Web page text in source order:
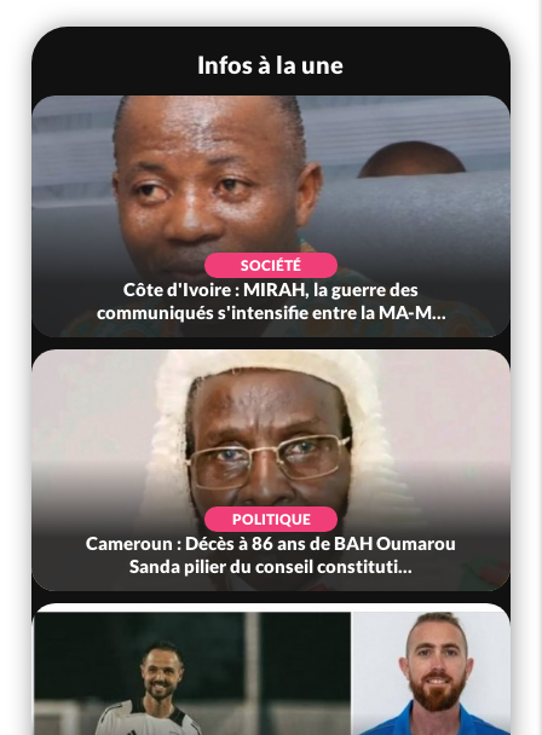
Infos à la une
entre la MA-M...
de BAH Oumarou
constituti...
Côte d'Ivoire : Après le pari
anniversaire, Adama
POLITIQUE
Bénin : L'ancien président Patrice
tête du Sénat